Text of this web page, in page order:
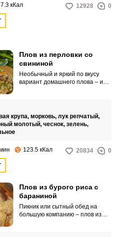
кКал 12928 0
Плов из перловки со
свининой
Необычный и яркий по вкусу
вариант домашнего плова – из
крупа, морковь, лук репчатый,
молотый, чеснок, зелень,
123.5 кКал 20834 0
Плов из бурого риса с
бараниной
Пикник или сытный обед на
большую компанию – плов из